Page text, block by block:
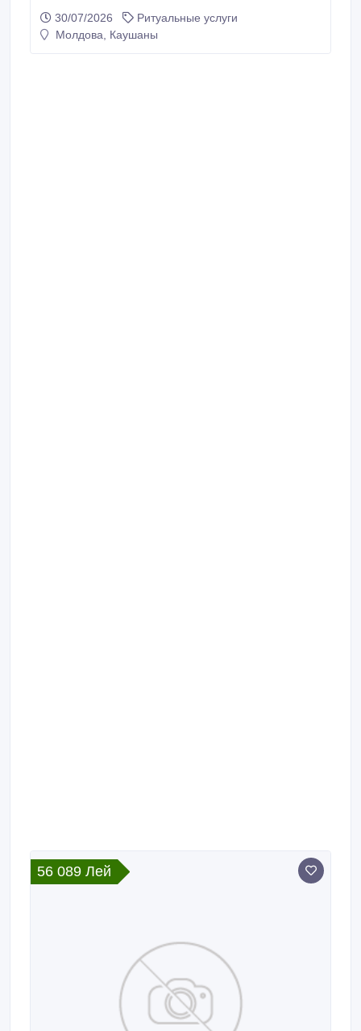
30/07/2026
Ритуальные услуги
Молдова, Каушаны
56 089 Лей